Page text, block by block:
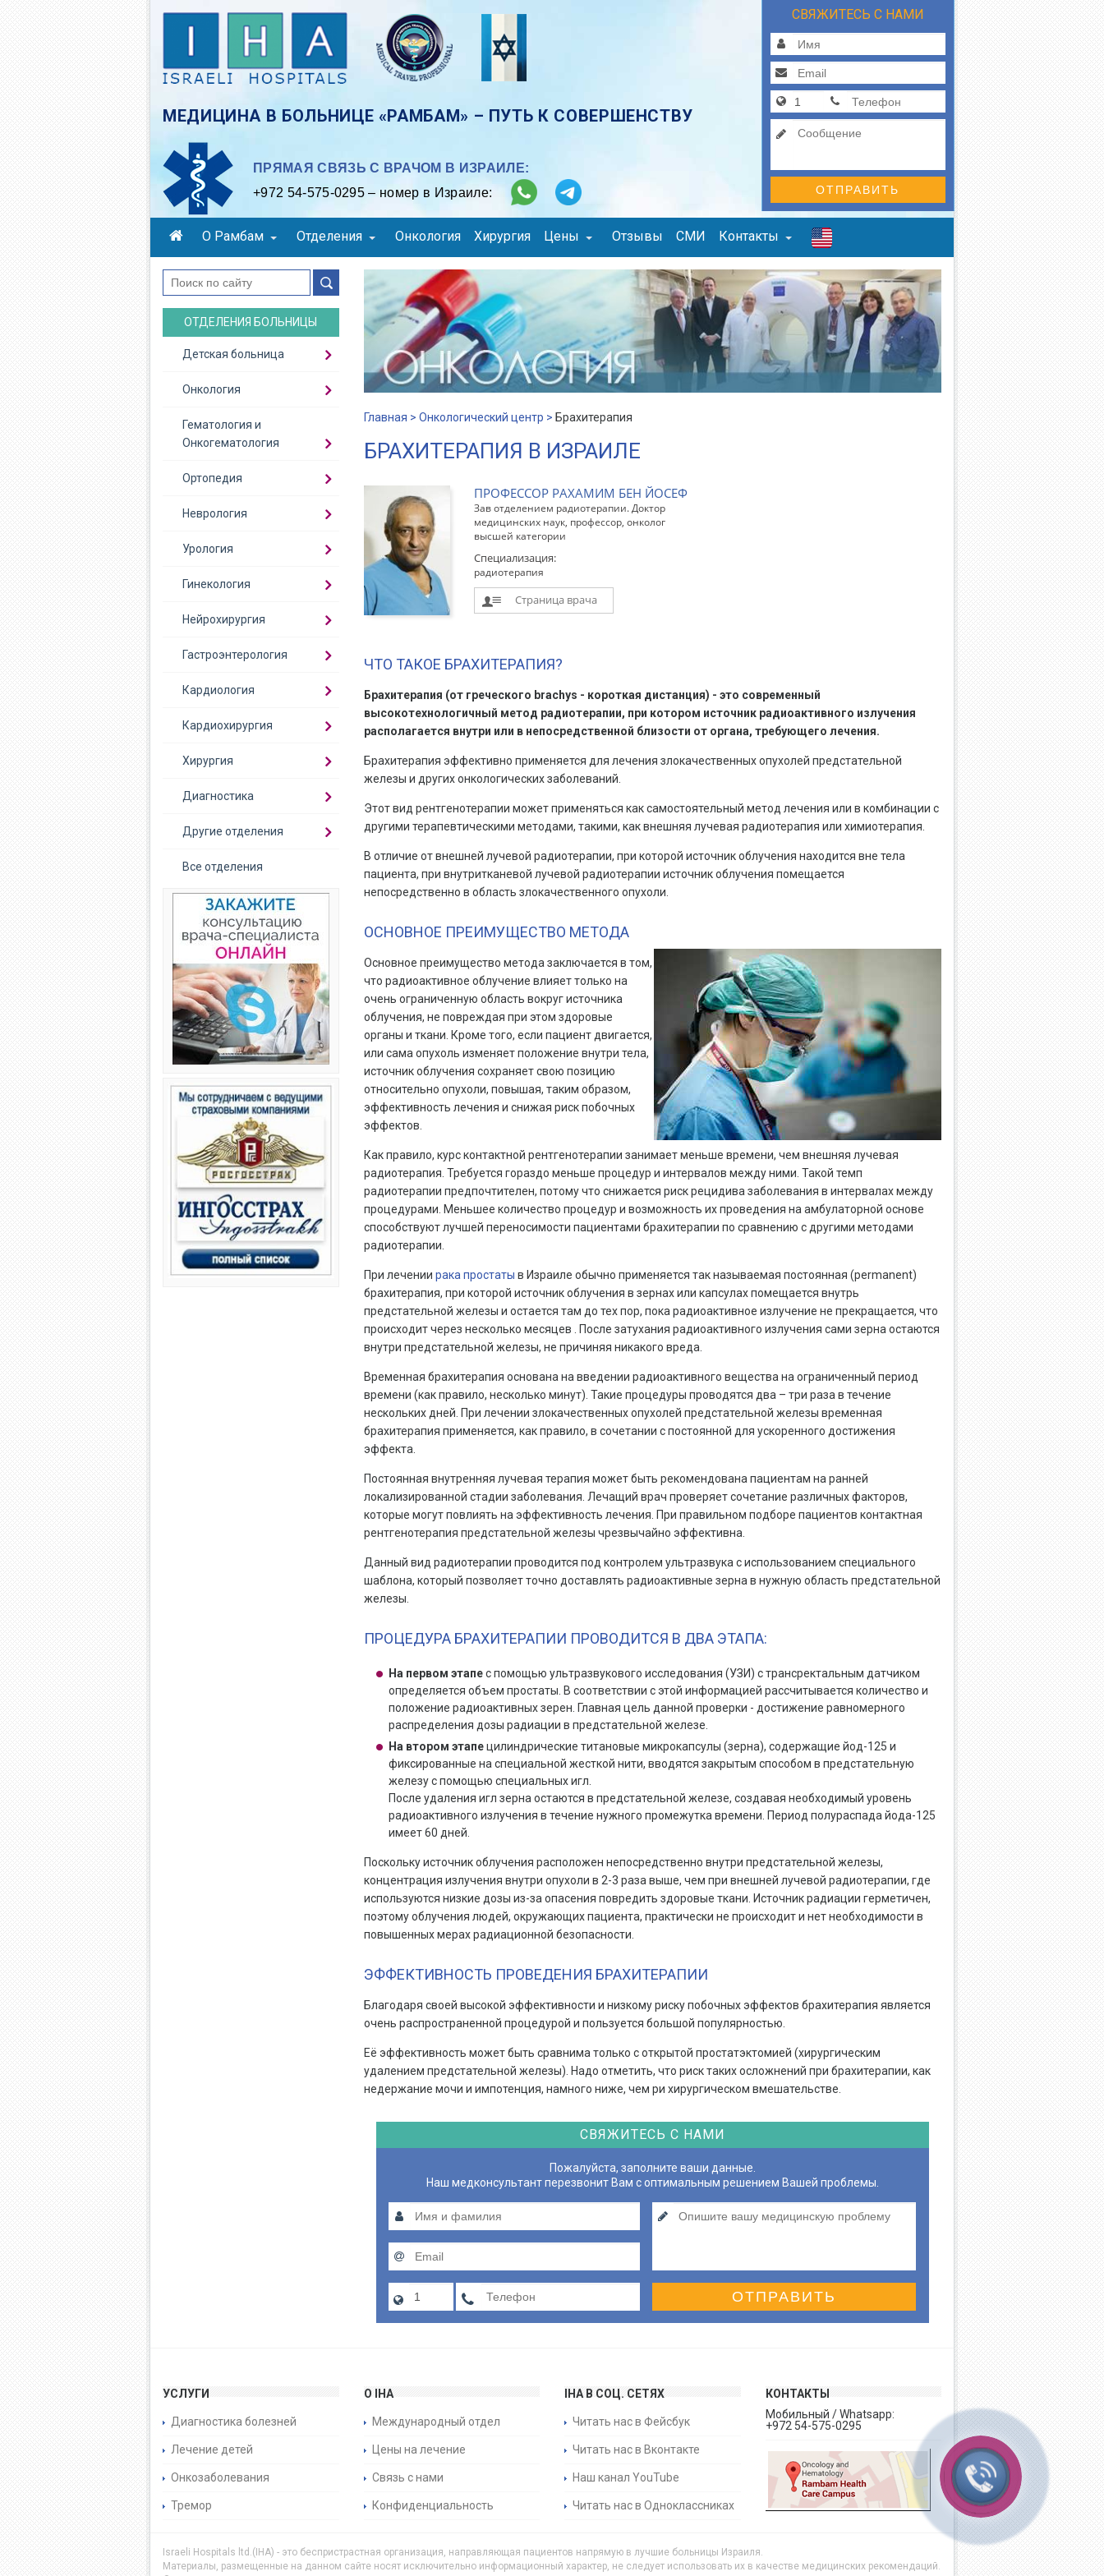
content
МЕДИЦИНА В БОЛЬНИЦЕ «РАМБАМ» – ПУТЬ К СОВЕРШЕНСТВУ
ПРЯМАЯ СВЯЗЬ С ВРАЧОМ В ИЗРАИЛЕ:
+972 54-575-0295 – номер в Израиле:
СВЯЖИТЕСЬ С НАМИ
ОТПРАВИТЬ
О Рамбам Отделения Онкология Хирургия Цены Отзывы СМИ Контакты
Главная > Онкологический центр > Брахитерапия
БРАХИТЕРАПИЯ В ИЗРАИЛЕ
ПРОФЕССОР РАХАМИМ БЕН ЙОСЕФ
Зав отделением радиотерапии. Доктор
медицинских наук, профессор, онколог
высшей категории
Специализация:
радиотерапия
Страница врача
ЧТО ТАКОЕ БРАХИТЕРАПИЯ?
Брахитерапия (от греческого brachys - короткая дистанция) - это современный
высокотехнологичный метод радиотерапии, при котором источник радиоактивного излучения
располагается внутри или в непосредственной близости от органа, требующего лечения.
Брахитерапия эффективно применяется для лечения злокачественных опухолей предстательной
железы и других онкологических заболеваний.
Этот вид рентгенотерапии может применяться как самостоятельный метод лечения или в комбинации с
другими терапевтическими методами, такими, как внешняя лучевая радиотерапия или химиотерапия.
В отличие от внешней лучевой радиотерапии, при которой источник облучения находится вне тела
пациента, при внутритканевой лучевой радиотерапии источник облучения помещается
непосредственно в область злокачественного опухоли.
ОСНОВНОЕ ПРЕИМУЩЕСТВО МЕТОДА
Основное преимущество метода заключается в том,
что радиоактивное облучение влияет только на
очень ограниченную область вокруг источника
облучения, не повреждая при этом здоровые
органы и ткани. Кроме того, если пациент двигается,
или сама опухоль изменяет положение внутри тела,
источник облучения сохраняет свою позицию
относительно опухоли, повышая, таким образом,
эффективность лечения и снижая риск побочных
эффектов.
Как правило, курс контактной рентгенотерапии занимает меньше времени, чем внешняя лучевая
радиотерапия. Требуется гораздо меньше процедур и интервалов между ними. Такой темп
радиотерапии предпочтителен, потому что снижается риск рецидива заболевания в интервалах между
процедурами. Меньшее количество процедур и возможность их проведения на амбулаторной основе
способствуют лучшей переносимости пациентами брахитерапии по сравнению с другими методами
радиотерапии.
При лечении рака простаты в Израиле обычно применяется так называемая постоянная (permanent)
брахитерапия, при которой источник облучения в зернах или капсулах помещается внутрь
предстательной железы и остается там до тех пор, пока радиоактивное излучение не прекращается, что
происходит через несколько месяцев . После затухания радиоактивного излучения сами зерна остаются
внутри предстательной железы, не причиняя никакого вреда.
Временная брахитерапия основана на введении радиоактивного вещества на ограниченный период
времени (как правило, несколько минут). Такие процедуры проводятся два – три раза в течение
нескольких дней. При лечении злокачественных опухолей предстательной железы временная
брахитерапия применяется, как правило, в сочетании с постоянной для ускоренного достижения
эффекта.
Постоянная внутренняя лучевая терапия может быть рекомендована пациентам на ранней
локализированной стадии заболевания. Лечащий врач проверяет сочетание различных факторов,
которые могут повлиять на эффективность лечения. При правильном подборе пациентов контактная
рентгенотерапия предстательной железы чрезвычайно эффективна.
Данный вид радиотерапии проводится под контролем ультразвука с использованием специального
шаблона, который позволяет точно доставлять радиоактивные зерна в нужную область предстательной
железы.
ПРОЦЕДУРА БРАХИТЕРАПИИ ПРОВОДИТСЯ В ДВА ЭТАПА:
На первом этапес помощью ультразвукового исследования (УЗИ) с трансректальным датчиком
определяется объем простаты. В соответствии с этой информацией рассчитывается количество и
положение радиоактивных зерен. Главная цель данной проверки - достижение равномерного
распределения дозы радиации в предстательной железе.
На втором этапецилиндрические титановые микрокапсулы (зерна), содержащие йод-125 и
фиксированные на специальной жесткой нити, вводятся закрытым способом в предстательную
железу с помощью специальных игл.
После удаления игл зерна остаются в предстательной железе, создавая необходимый уровень
радиоактивного излучения в течение нужного промежутка времени. Период полураспада йода-125
имеет 60 дней.
Поскольку источник облучения расположен непосредственно внутри предстательной железы,
концентрация излучения внутри опухоли в 2-3 раза выше, чем при внешней лучевой радиотерапии, где
используются низкие дозы из-за опасения повредить здоровые ткани. Источник радиации герметичен,
поэтому облучения людей, окружающих пациента, практически не происходит и нет необходимости в
повышенных мерах радиационной безопасности.
ЭФФЕКТИВНОСТЬ ПРОВЕДЕНИЯ БРАХИТЕРАПИИ
Благодаря своей высокой эффективности и низкому риску побочных эффектов брахитерапия является
очень распространенной процедурой и пользуется большой популярностью.
Её эффективность может быть сравнима только с открытой простатэктомией (хирургическим
удалением предстательной железы). Надо отметить, что риск таких осложнений при брахитерапии, как
недержание мочи и импотенция, намного ниже, чем ри хирургическом вмешательстве.
СВЯЖИТЕСЬ С НАМИ
Пожалуйста, заполните ваши данные.
Наш медконсультант перезвонит Вам с оптимальным решением Вашей проблемы.
ОТПРАВИТЬ
поиск
ОТДЕЛЕНИЯ БОЛЬНИЦЫ
Детская больница
Онкология
Гематология и
Онкогематология
Ортопедия
Неврология
Урология
Гинекология
Нейрохирургия
Гастроэнтерология
Кардиология
Кардиохирургия
Хирургия
Диагностика
Другие отделения
Все отделения
УСЛУГИ
Диагностика болезней
Лечение детей
Онкозаболевания
Тремор
О IHA
Международный отдел
Цены на лечение
Связь с нами
Конфиденциальность
IHA В СОЦ. СЕТЯХ
Читать нас в Фейсбук
Читать нас в Вконтакте
Наш канал YouTube
Читать нас в Одноклассниках
КОНТАКТЫ
Мобильный / Whatsapp:
+972 54-575-0295
Israeli Hospitals ltd.(IHA) - это беспристрастная организация, направляющая пациентов напрямую в лучшие больницы Израиля.
Материалы, размещенные на данном сайте носят исключительно информационный характер, не следует использовать их в качестве медицинских рекомендаций.